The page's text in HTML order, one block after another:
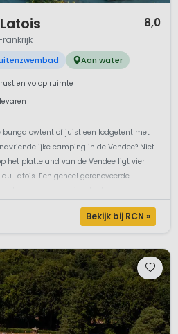
8,0
Aan water
en volop ruimte
bungalowtent of juist een lodgetent met
camping in de Vendee? Niet
het platteland van de Vendee ligt vier
Latois. Een geheel gerenoveerde
Bekijk bij RCN »